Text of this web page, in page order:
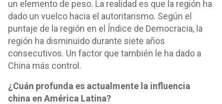
un elemento de peso. La realidad es que la región ha
dado un vuelco hacia el autoritarismo. Según el
puntaje de la región en el Índice de Democracia, la
región ha disminuido durante siete años
consecutivos. Un factor que también le ha dado a
China más control.
¿Cuán profunda es actualmente la influencia
china en América Latina?